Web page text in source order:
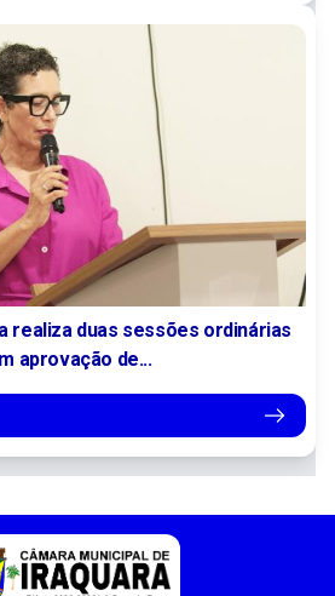
realiza duas sessões ordinárias
aprovação de...